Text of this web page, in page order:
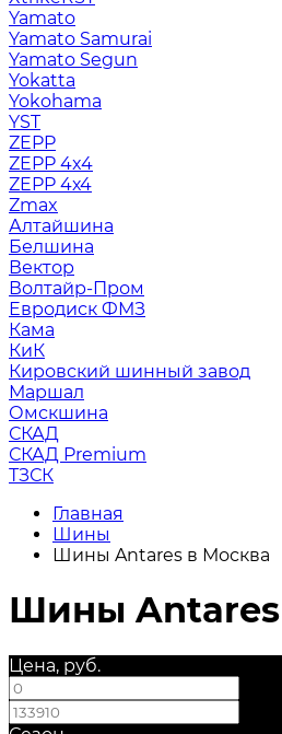
Yamato
Yamato Samurai
Yamato Segun
Yokatta
Yokohama
YST
ZEPP
ZEPP 4x4
ZEPP 4х4
Zmax
Алтайшина
Белшина
Вектор
Волтайр-Пром
Евродиск ФМЗ
Кама
КиК
Кировский шинный завод
Маршал
Омскшина
СКАД
СКАД Premium
ТЗСК
Главная
Шины
Шины Antares в Москва
Шины
Цена, руб.